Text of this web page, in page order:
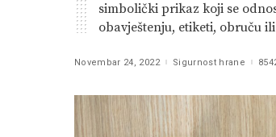
simbolički prikaz koji se
obavještenju, etiketi, obruču
Novembar 24, 2022 Sigurnost hrane